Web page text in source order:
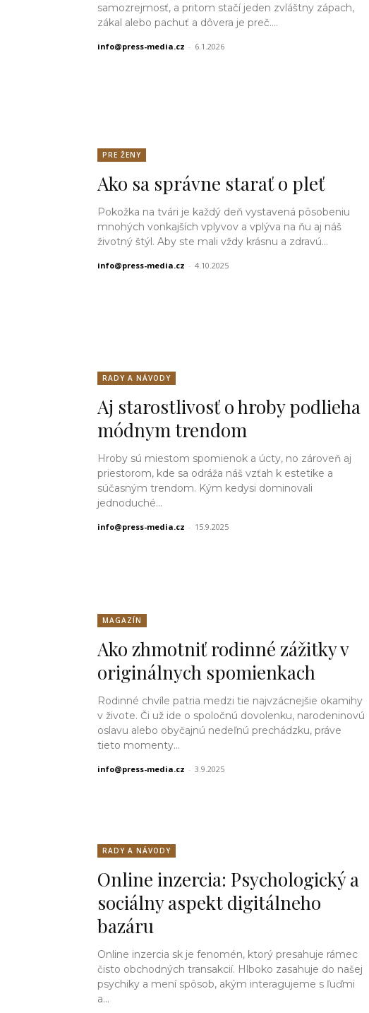
samozrejmosť, a pritom stačí jeden zvláštny zápach,
zákal alebo pachuť a dôvera je preč....
info@press-media.cz - 6.1.2026
PRE ŽENY
Ako sa správne starať o pleť
Pokožka na tvári je každý deň vystavená pôsobeniu
mnohých vonkajších vplyvov a vplýva na ňu aj náš
životný štýl. Aby ste mali vždy krásnu a zdravú...
info@press-media.cz - 4.10.2025
RADY A NÁVODY
Aj starostlivosť o hroby podlieha
módnym trendom
Hroby sú miestom spomienok a úcty, no zároveň aj
priestorom, kde sa odráža náš vzťah k estetike a
súčasným trendom. Kým kedysi dominovali
jednoduché...
info@press-media.cz - 15.9.2025
MAGAZÍN
Ako zhmotniť rodinné zážitky v
originálnych spomienkach
Rodinné chvíle patria medzi tie najvzácnejšie okamihy
v živote. Či už ide o spoločnú dovolenku, narodeninovú
oslavu alebo obyčajnú nedeľnú prechádzku, práve
tieto momenty...
info@press-media.cz - 3.9.2025
RADY A NÁVODY
Online inzercia: Psychologický a
sociálny aspekt digitálneho
bazáru
Online inzercia sk je fenomén, ktorý presahuje rámec
čisto obchodných transakcií. Hlboko zasahuje do našej
psychiky a mení spôsob, akým interagujeme s ľuďmi
a...